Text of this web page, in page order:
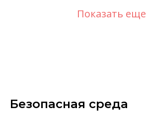
Показать еще
Безопасная среда